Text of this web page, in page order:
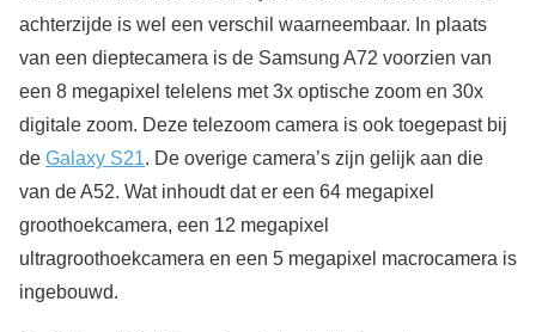
achterzijde is wel een verschil waarneembaar. In plaats
van een dieptecamera is de Samsung A72 voorzien van
een 8 megapixel telelens met 3x optische zoom en 30x
digitale zoom. Deze telezoom camera is ook toegepast bij
de Galaxy S21. De overige camera’s zijn gelijk aan die
van de A52. Wat inhoudt dat er een 64 megapixel
groothoekcamera, een 12 megapixel
ultragroothoekcamera en een 5 megapixel macrocamera is
ingebouwd.